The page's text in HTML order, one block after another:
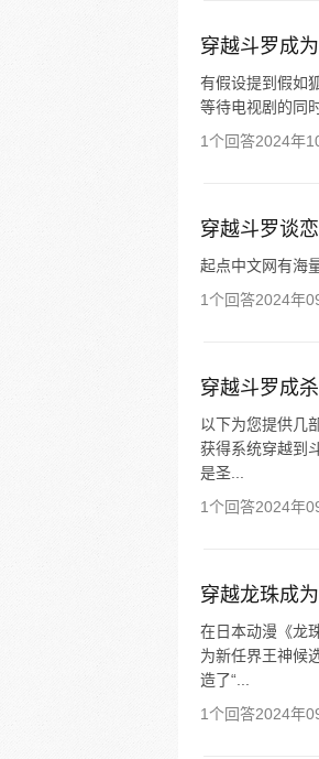
穿越斗罗成
有假设提到假如
等待电视剧的同
1个回答2024年
穿越斗罗谈
起点中文网有海
1个回答2024年
穿越斗罗成
以下为您提供几
获得系统穿越到
是圣...
1个回答2024年
穿越龙珠成
在日本动漫《龙
为新任界王神候
造了“...
1个回答2024年